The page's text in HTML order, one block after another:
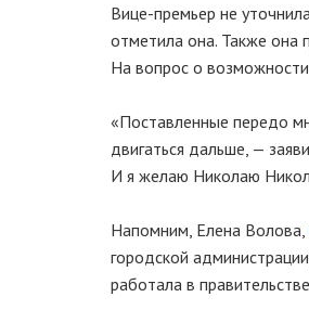
Вице-премьер не
отметила она. Также она
На вопрос о возможности
«Поставленные передо
двигаться дальше, —
И я желаю Николаю
Напомним, Елена Волова,
городской
работала в